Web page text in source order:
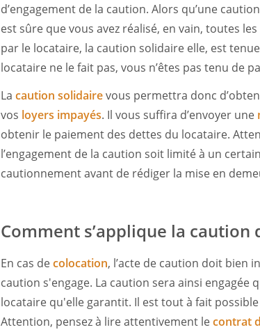
d’engagement de la caution. Alors qu’une
est sûre que vous avez réalisé, en vain, toutes
par le locataire, la caution solidaire elle, est
locataire ne le fait pas, vous n’êtes pas tenu de
La caution solidairevous permettra donc
vos loyers impayés. Il vous suffira d’envoyer une
obtenir le paiement des dettes du locataire.
l’engagement de la caution soit limité à un
cautionnement avant de rédiger la mise en
Comment s’applique la caution
En cas decolocation, l’acte de caution doit bien
caution s'engage. La caution sera ainsi
locataire qu'elle garantit. Il est tout à fait
Attention, pensez à lire attentivement lecontrat